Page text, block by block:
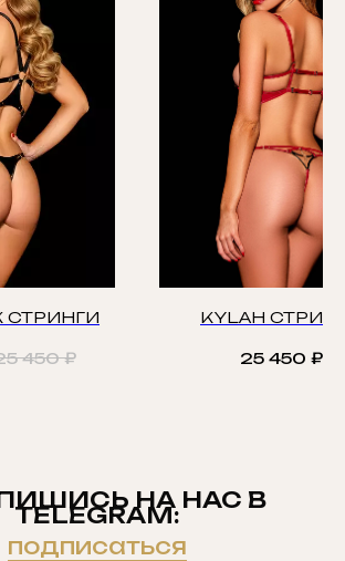
СТРИНГИ
450 ₽
KYLAH
25 450 ₽
НА НАС В
TELEGRAM:
подписаться